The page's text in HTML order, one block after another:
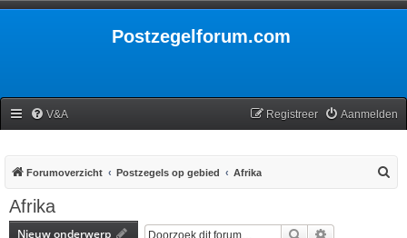
Postzegelforum.com
V&A Aanmelden
Registreer
Forumoverzicht Postzegels op gebied Afrika
Afrika
Nieuw onderwerp Zoek